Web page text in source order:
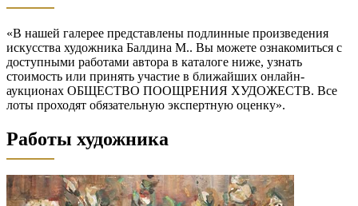
«В нашей галерее представлены подлинные произведения
искусства художника Балдина М.. Вы можете ознакомиться с
доступными работами автора в каталоге ниже, узнать
стоимость или принять участие в ближайших онлайн-
аукционах ОБЩЕСТВО ПООЩРЕНИЯ ХУДОЖЕСТВ. Все
лоты проходят обязательную экспертную оценку».
Работы художника